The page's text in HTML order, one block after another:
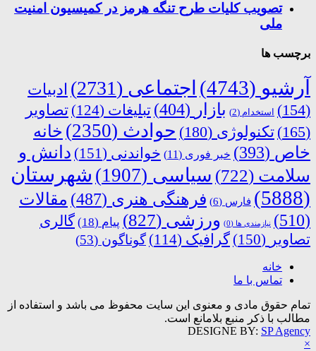
تصویب کلیات طرح تنگه هرمز در کمیسیون امنیت
ملی
برچسب ها
آرشیو (4743) اجتماعی (2731)
ادبیات
(154)
استخدام (2) بازار (404) تبلیغات (124)
تصاویر
(165)
تکنولوژی (180) حوادث (2350)
خانه
خاص (393) خبر فوری (11) خواندنی (151)
دانش و
سلامت (722) سیاسی (1907)
شهرستان
(5888)
فارس (6) فرهنگی هنری (487)
مقالات
(510)
نیازمندی ها (0) ورزشی (827) پیام (18)
گالری
تصاویر (150) گرافیک (114) گوناگون (53)
خانه
تماس با ما
تمام حقوق مادی و معنوی این سایت محفوظ می باشد و استفاده از
مطالب با ذکر منبع بلامانع است.
DESIGNE BY: SP Agency
×